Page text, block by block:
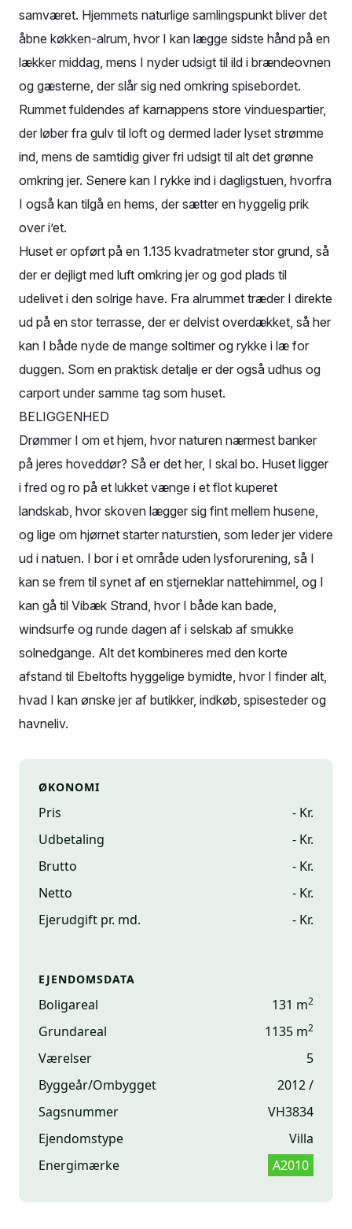
samværet. Hjemmets naturlige samlingspunkt bliver det
åbne køkken-alrum, hvor I kan lægge sidste hånd på en
lækker middag, mens I nyder udsigt til ild i brændeovnen
og gæsterne, der slår sig ned omkring spisebordet.
Rummet fuldendes af karnappens store vinduespartier,
der løber fra gulv til loft og dermed lader lyset strømme
ind, mens de samtidig giver fri udsigt til alt det grønne
omkring jer. Senere kan I rykke ind i dagligstuen, hvorfra
I også kan tilgå en hems, der sætter en hyggelig prik
over i’et.
Huset er opført på en 1.135 kvadratmeter stor grund, så
der er dejligt med luft omkring jer og god plads til
udelivet i den solrige have. Fra alrummet træder I direkte
ud på en stor terrasse, der er delvist overdækket, så her
kan I både nyde de mange soltimer og rykke i læ for
duggen. Som en praktisk detalje er der også udhus og
carport under samme tag som huset.
BELIGGENHED
Drømmer I om et hjem, hvor naturen nærmest banker
på jeres hoveddør? Så er det her, I skal bo. Huset ligger
i fred og ro på et lukket vænge i et flot kuperet
landskab, hvor skoven lægger sig fint mellem husene,
og lige om hjørnet starter naturstien, som leder jer videre
ud i natuen. I bor i et område uden lysforurening, så I
kan se frem til synet af en stjerneklar nattehimmel, og I
kan gå til Vibæk Strand, hvor I både kan bade,
windsurfe og runde dagen af i selskab af smukke
solnedgange. Alt det kombineres med den korte
afstand til Ebeltofts hyggelige bymidte, hvor I finder alt,
hvad I kan ønske jer af butikker, indkøb, spisesteder og
havneliv.
ØKONOMI
Pris
- Kr.
Udbetaling
- Kr.
Brutto
- Kr.
Netto
- Kr.
Ejerudgift pr. md.
- Kr.
EJENDOMSDATA
Boligareal 131 m2
Grundareal 1135 m2
Værelser
5
Byggeår/Ombygget
2012 /
Sagsnummer
VH3834
Ejendomstype
Villa
Energimærke
A2010